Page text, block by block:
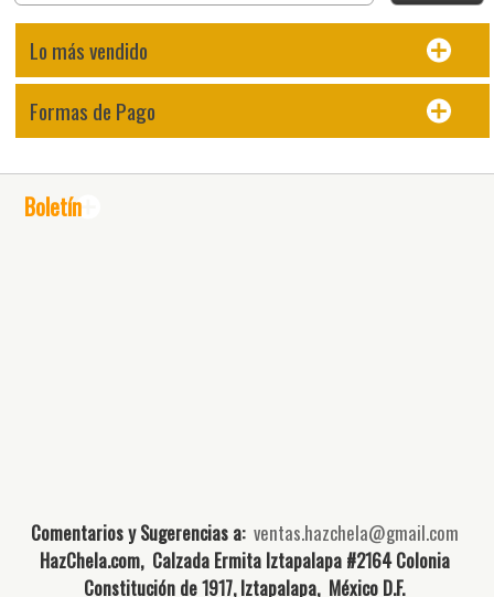
Lo más vendido
Formas de Pago
Boletín
Comentarios y Sugerencias a: ventas.hazchela@gmail.com
HazChela.com, Calzada Ermita Iztapalapa #2164 Colonia
Constitución de 1917, Iztapalapa, México D.F.